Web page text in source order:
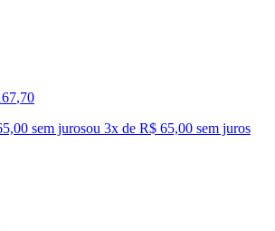
,70
sem jurosou 3x de R$ 65,00 sem juros